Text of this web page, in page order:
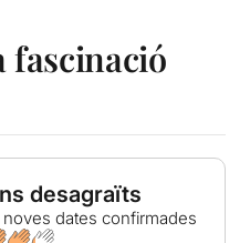
fascinació
desagraïts
noves dates confirmades